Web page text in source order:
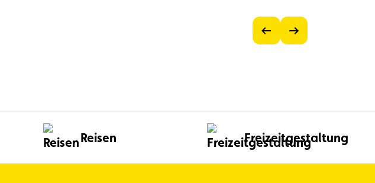
Vorheriges
Reisen Freizeitgestaltung